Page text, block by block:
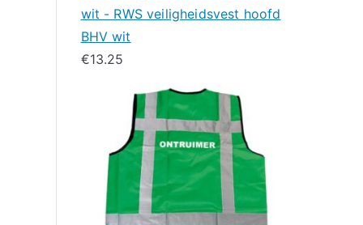
wit - RWS veiligheidsvest hoofd
BHV wit
€13.25